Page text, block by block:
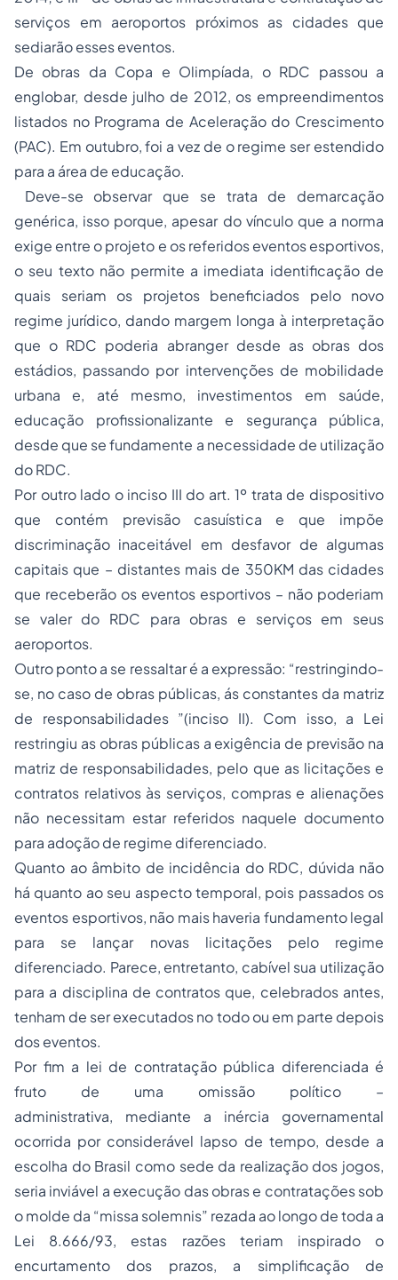
serviços em aeroportos próximos as cidades que
sediarão esses eventos.
De obras da Copa e Olimpíada, o RDC passou a
englobar, desde julho de 2012, os empreendimentos
listados no Programa de Aceleração do Crescimento
(PAC). Em outubro, foi a vez de o regime ser estendido
para a área de educação.
Deve-se observar que se trata de demarcação
genérica, isso porque, apesar do vínculo que a norma
exige entre o projeto e os referidos eventos esportivos,
o seu texto não permite a imediata identificação de
quais seriam os projetos beneficiados pelo novo
regime jurídico, dando margem longa à interpretação
que o RDC poderia abranger desde as obras dos
estádios, passando por intervenções de mobilidade
urbana e, até mesmo, investimentos em saúde,
educação profissionalizante e segurança pública,
desde que se fundamente a necessidade de utilização
do RDC.
Por outro lado o inciso III do art. 1º trata de dispositivo
que contém previsão casuística e que impõe
discriminação inaceitável em desfavor de algumas
capitais que – distantes mais de 350KM das cidades
que receberão os eventos esportivos – não poderiam
se valer do RDC para obras e serviços em seus
aeroportos.
Outro ponto a se ressaltar é a expressão: “restringindo-
se, no caso de obras públicas, ás constantes da matriz
de responsabilidades ”(inciso II). Com isso, a Lei
restringiu as obras públicas a exigência de previsão na
matriz de responsabilidades, pelo que as licitações e
contratos relativos às serviços, compras e alienações
não necessitam estar referidos naquele documento
para adoção de regime diferenciado.
Quanto ao âmbito de incidência do RDC, dúvida não
há quanto ao seu aspecto temporal, pois passados os
eventos esportivos, não mais haveria fundamento legal
para se lançar novas licitações pelo regime
diferenciado. Parece, entretanto, cabível sua utilização
para a disciplina de contratos que, celebrados antes,
tenham de ser executados no todo ou em parte depois
dos eventos.
Por fim a lei de contratação pública diferenciada é
fruto de uma omissão político –
administrativa, mediante a inércia governamental
ocorrida por considerável lapso de tempo, desde a
escolha do Brasil como sede da realização dos jogos,
seria inviável a execução das obras e contratações sob
o molde da “missa solemnis” rezada ao longo de toda a
Lei 8.666/93, estas razões teriam inspirado o
encurtamento dos prazos, a simplificação de